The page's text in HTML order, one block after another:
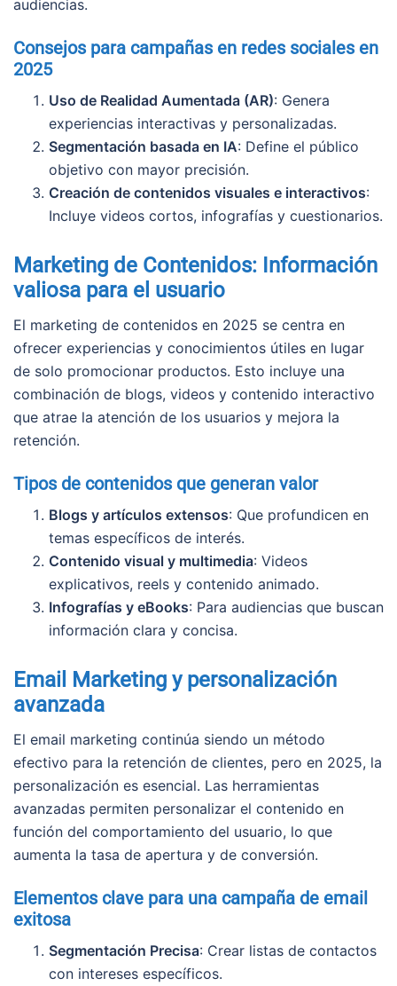
audiencias.
Consejos para campañas en redes sociales en
2025
Uso de Realidad Aumentada (AR): Genera
experiencias interactivas y personalizadas.
Segmentación basada en IA: Define el público
objetivo con mayor precisión.
Creación de contenidos visuales e interactivos:
Incluye videos cortos, infografías y cuestionarios.
Marketing de Contenidos: Información
valiosa para el usuario
El marketing de contenidos en 2025 se centra en
ofrecer experiencias y conocimientos útiles en lugar
de solo promocionar productos. Esto incluye una
combinación de blogs, videos y contenido interactivo
que atrae la atención de los usuarios y mejora la
retención.
Tipos de contenidos que generan valor
Blogs y artículos extensos: Que profundicen en
temas específicos de interés.
Contenido visual y multimedia: Videos
explicativos, reels y contenido animado.
Infografías y eBooks: Para audiencias que buscan
información clara y concisa.
Email Marketing y personalización
avanzada
El email marketing continúa siendo un método
efectivo para la retención de clientes, pero en 2025, la
personalización es esencial. Las herramientas
avanzadas permiten personalizar el contenido en
función del comportamiento del usuario, lo que
aumenta la tasa de apertura y de conversión.
Elementos clave para una campaña de email
exitosa
Segmentación Precisa: Crear listas de contactos
con intereses específicos.